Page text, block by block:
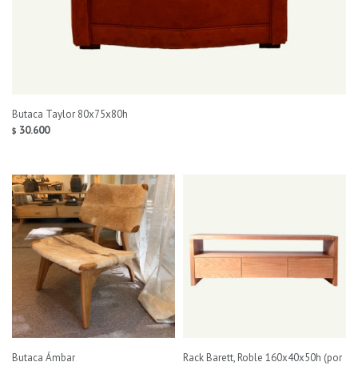
Butaca Taylor 80x75x80h
$ 30.600
Butaca Ámbar
Rack Barett, Roble 160x40x50h (por